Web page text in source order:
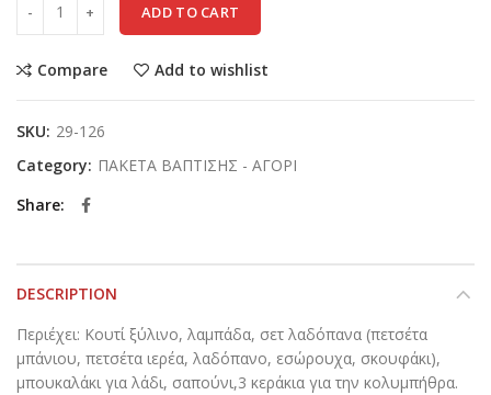
ADD TO CART
Compare Add to wishlist
SKU: 29-126
Category: ΠΑΚΕΤΑ ΒΑΠΤΙΣΗΣ - ΑΓΟΡΙ
Share
DESCRIPTION
Περιέχει: Κουτί ξύλινο, λαμπάδα, σετ λαδόπανα (πετσέτα
μπάνιου, πετσέτα ιερέα, λαδόπανο, εσώρουχα, σκουφάκι),
μπουκαλάκι για λάδι, σαπούνι,3 κεράκια για την κολυμπήθρα.